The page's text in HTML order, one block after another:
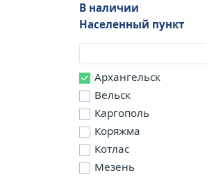
В наличии
Населенный пункт
Архангельск
Вельск
Каргополь
Коряжма
Котлас
Мезень